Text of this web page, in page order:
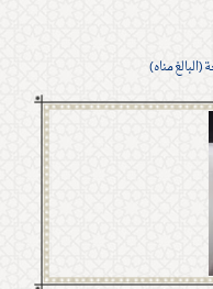
مناه)